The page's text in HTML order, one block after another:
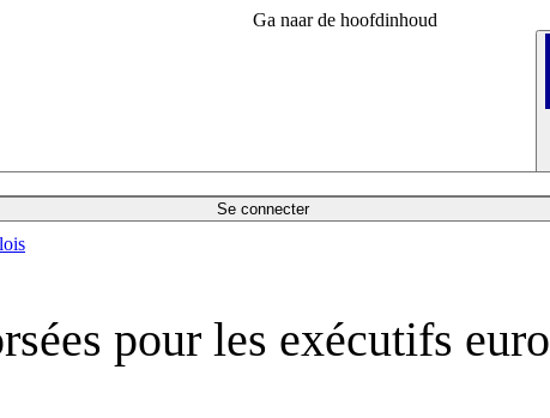
Ga naar de hoofdinhoud
Se connecter
pour les exécutifs